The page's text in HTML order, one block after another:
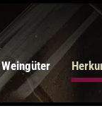
Weingüter